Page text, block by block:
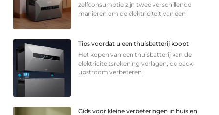
zelfconsumptie zijn twee verschillende
manieren om de elektriciteit van een
Tips voordat u een thuisbatterij koopt
Het kopen van een thuisbatterij kan de
elektriciteitsrekening verlagen, de back-
upstroom verbeteren
Gids voor kleine verbeteringen in huis en